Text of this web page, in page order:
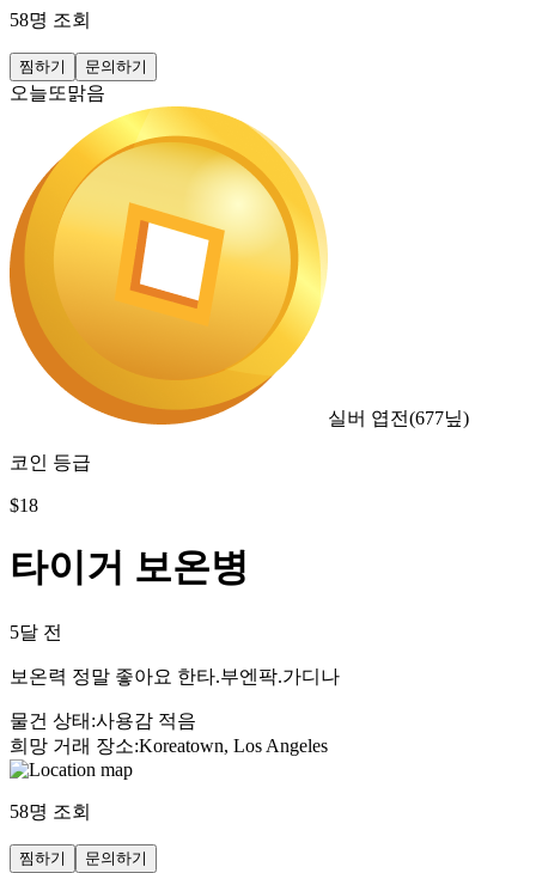
58명 조회
찜하기 문의하기
오늘또맑음
실버 엽전(677닢)
코인 등급
$18
타이거 보온병
5달 전
보온력 정말 좋아요 한타.부엔팍.가디나
물건 상태 :사용감 적음
희망 거래 장소:Koreatown, Los Angeles
58명 조회
찜하기 문의하기